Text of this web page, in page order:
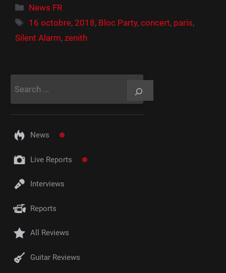
Catégories
News FR
Étiquettes
16 octobre,2018, Bloc Party,concert, paris,
Silent Alarm, zenith
News
Live Reports
Interviews
Reports
All Reviews
Guitar Reviews